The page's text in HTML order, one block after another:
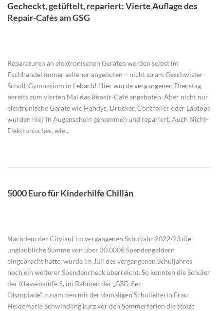
Gecheckt, getüftelt, repariert: Vierte Auflage des
Repair-Cafés am GSG
Reparaturen an elektronischen Geräten werden selbst im
Fachhandel immer seltener angeboten – nicht so am Geschwister-
Scholl-Gymnasium in Lebach! Hier wurde vergangenen Dienstag
bereits zum vierten Mal das Repair-Café angeboten. Aber nicht nur
elektronische Geräte wie Handys, Drucker, Controller oder Laptops
wurden hier in Augenschein genommen und repariert. Auch Nicht-
Elektronisches, wie...
5000 Euro für Kinderhilfe Chillàn
Nachdem der Citylauf im vergangenen Schuljahr 2022/23 die
unglaubliche Summe von über 30.000€ Spendengeldern
eingebracht hatte, wurde im Juli des vergangenen Schuljahres
noch ein weiterer Spendencheck überreicht. So konnten die Schüler
der Klassenstufe 5, im Rahmen der „GSG-5er-
Olympiade“, zusammen mit der damaligen Schulleiterin Frau
Heidemarie Schwindling kurz vor den Sommerferien die stolze